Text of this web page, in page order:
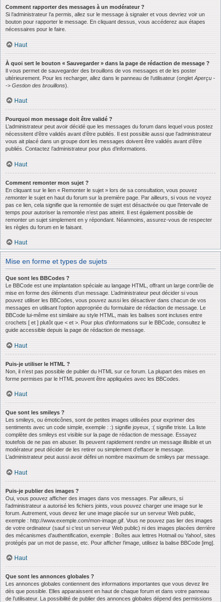
Comment rapporter des messages à un modérateur ?
Si l’administrateur l’a permis, allez sur le message à signaler et vous devriez voir un
bouton pour rapporter le message. En cliquant dessus, vous accéderez aux étapes
nécessaires pour le faire.
Haut
À quoi sert le bouton « Sauvegarder » dans la page de rédaction de message ?
Il vous permet de sauvegarder des brouillons de vos messages et de les poster
ultérieurement. Pour les recharger, allez dans le panneau de l’utilisateur (onglet Aperçu -
-> Gestion des brouillons).
Haut
Pourquoi mon message doit être validé ?
L’administrateur peut avoir décidé que les messages du forum dans lequel vous postez
nécessitent d’être validés avant d’être publiés. Il est possible aussi que l’administrateur
vous ait placé dans un groupe dont les messages doivent être validés avant d’être
publiés. Contactez l’administrateur pour plus d’informations.
Haut
Comment remonter mon sujet ?
En cliquant sur le lien « Remonter le sujet » lors de sa consultation, vous pouvez
remonter le sujet en haut du forum sur la première page. Par ailleurs, si vous ne voyez
pas ce lien, cela signifie que la remontée de sujet est désactivée ou que l’intervalle de
temps pour autoriser la remontée n’est pas atteint. Il est également possible de
remonter un sujet simplement en y répondant. Néanmoins, assurez-vous de respecter
les règles du forum en le faisant.
Haut
Mise en forme et types de sujets
Que sont les BBCodes ?
Le BBCode est une implantation spéciale au langage HTML, offrant un large contrôle de
mise en forme des éléments d’un message. L’administrateur peut décider si vous
pouvez utiliser les BBCodes, vous pouvez aussi les désactiver dans chacun de vos
messages en utilisant l’option appropriée du formulaire de rédaction de message. Le
BBCode lui-même est similaire au style HTML, mais les balises sont incluses entre
crochets [ et ] plutôt que < et >. Pour plus d’informations sur le BBCode, consultez le
guide accessible depuis la page de rédaction de message.
Haut
Puis-je utiliser le HTML ?
Non, il n’est pas possible de publier du HTML sur ce forum. La plupart des mises en
forme permises par le HTML peuvent être appliquées avec les BBCodes.
Haut
Que sont les smileys ?
Les smileys, ou émoticônes, sont de petites images utilisées pour exprimer des
sentiments avec un code simple, exemple : :) signifie joyeux, :( signifie triste. La liste
complète des smileys est visible sur la page de rédaction de message. Essayez
toutefois de ne pas en abuser. Ils peuvent rapidement rendre un message illisible et un
modérateur peut décider de les retirer ou simplement d’effacer le message.
L’administrateur peut aussi avoir défini un nombre maximum de smileys par message.
Haut
Puis-je publier des images ?
Oui, vous pouvez afficher des images dans vos messages. Par ailleurs, si
l’administrateur a autorisé les fichiers joints, vous pouvez charger une image sur le
forum. Autrement, vous devez lier une image placée sur un serveur Web public,
exemple : http://www.exemple.com/mon-image.gif. Vous ne pouvez pas lier des images
de votre ordinateur (sauf si c’est un serveur Web public) ni des images placées derrière
des mécanismes d’authentification, exemple : Boîtes aux lettres Hotmail ou Yahoo!, sites
protégés par un mot de passe, etc. Pour afficher l’image, utilisez la balise BBCode [img].
Haut
Que sont les annonces globales ?
Les annonces globales contiennent des informations importantes que vous devez lire
dès que possible. Elles apparaissent en haut de chaque forum et dans votre panneau
de l’utilisateur. La possibilité de publier des annonces globales dépend des permissions